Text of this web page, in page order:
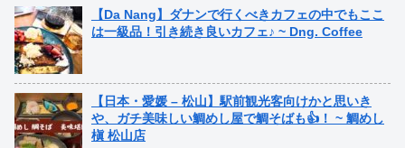
【Da Nang】ダナンで行くべきカフェの中でもここ
は一級品！引き続き良いカフェ♪ ~ Dng. Coffee
【日本・愛媛 – 松山】駅前観光客向けかと思いき
や、ガチ美味しい鯛めし屋で鯛そばも👍！ ~ 鯛めし
槇 松山店